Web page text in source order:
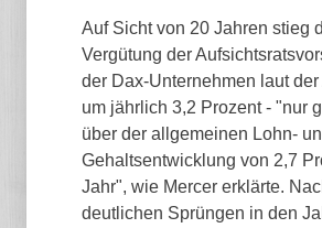
Auf Sicht von 20 Jahren stieg
Vergütung der
der Dax-Unternehmen laut
um jährlich 3,2 Prozent - "nur
über der allgemeinen Lohn-
Gehaltsentwicklung von 2,7
Jahr", wie Mercer erklärte.
deutlichen Sprüngen in den